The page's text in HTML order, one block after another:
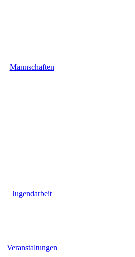
Mannschaften
Jugendarbeit
Veranstaltungen